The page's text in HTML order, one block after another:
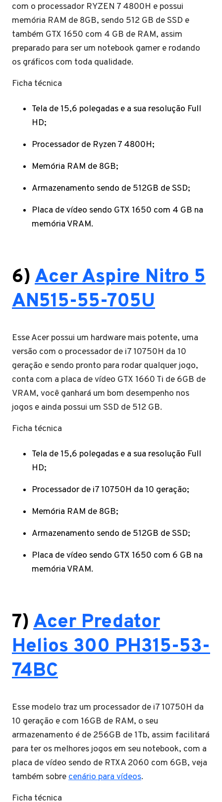
com o processador RYZEN 7 4800H e possui
memória RAM de 8GB, sendo 512 GB de SSD e
também GTX 1650 com 4 GB de RAM, assim
preparado para ser um notebook gamer e rodando
os gráficos com toda qualidade.
Ficha técnica
Tela de 15,6 polegadas e a sua resolução Full
HD;
Processador de Ryzen 7 4800H;
Memória RAM de 8GB;
Armazenamento sendo de 512GB de SSD;
Placa de vídeo sendo GTX 1650 com 4 GB na
memória VRAM.
6) Acer Aspire Nitro 5
AN515-55-705U
Esse Acer possui um hardware mais potente, uma
versão com o processador de i7 10750H da 10
geração e sendo pronto para rodar qualquer jogo,
conta com a placa de vídeo GTX 1660 Ti de 6GB de
VRAM, você ganhará um bom desempenho nos
jogos e ainda possui um SSD de 512 GB.
Ficha técnica
Tela de 15,6 polegadas e a sua resolução Full
HD;
Processador de i7 10750H da 10 geração;
Memória RAM de 8GB;
Armazenamento sendo de 512GB de SSD;
Placa de vídeo sendo GTX 1650 com 6 GB na
memória VRAM.
7) Acer Predator
Helios 300 PH315-53-
74BC
Esse modelo traz um processador de i7 10750H da
10 geração e com 16GB de RAM, o seu
armazenamento é de 256GB de 1Tb, assim facilitará
para ter os melhores jogos em seu notebook, com a
placa de vídeo sendo de RTXA 2060 com 6GB, veja
também sobrecenário para vídeos.
Ficha técnica